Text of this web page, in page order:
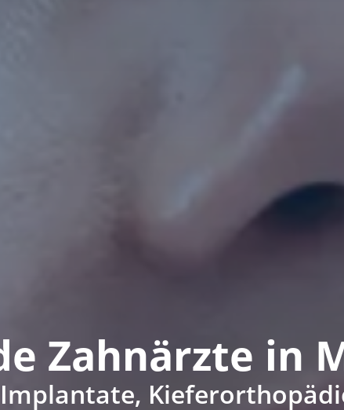
Zahnärzte in